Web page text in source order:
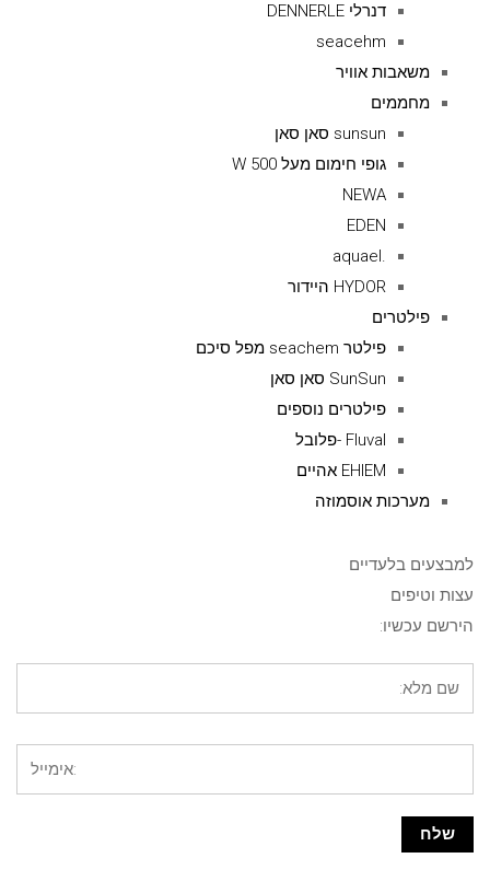
דנרלי DENNERLE
seacehm
משאבות אוויר
מחממים
sunsun סאן סאן
גופי חימום מעל 500 W
NEWA
EDEN
.aquael
HYDOR היידור
פילטרים
פילטר seachem מפל סיכם
SunSun סאן סאן
פילטרים נוספים
Fluval -פלובל
EHIEM אהיים
מערכות אוסמוזה
למבצעים בלעדיים
עצות וטיפים
הירשם עכשיו: